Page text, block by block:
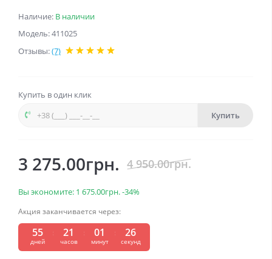
Наличие: В наличии
Модель: 411025
Отзывы:(7)
Купить в один клик
Купить
3 275.00грн. 4 950.00грн.
Вы экономите: 1 675.00грн.-34%
Акция заканчивается через:
55
дней
: 21
часов
: 01
минут
: 25
секунд